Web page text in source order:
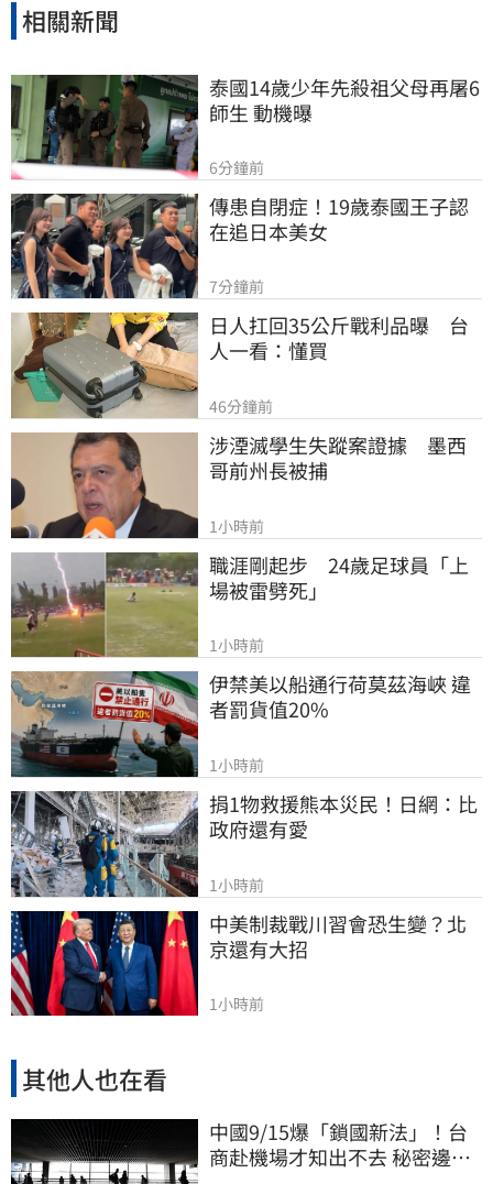
相關新聞
泰國14歲少年先殺祖父母再屠6
師生 動機曝
6分鐘前
傳患自閉症！19歲泰國王子認
在追日本美女
7分鐘前
日人扛回35公斤戰利品曝　台
人一看：懂買
46分鐘前
涉湮滅學生失蹤案證據　墨西
哥前州長被捕
1小時前
職涯剛起步　24歲足球員「上
場被雷劈死」
1小時前
伊禁美以船通行荷莫茲海峽 違
者罰貨值20%
1小時前
捐1物救援熊本災民！日網：比
政府還有愛
1小時前
中美制裁戰川習會恐生變？北
京還有大招
1小時前
其他人也在看
中國9/15爆「鎖國新法」！台
商赴機場才知出不去 秘密邊控